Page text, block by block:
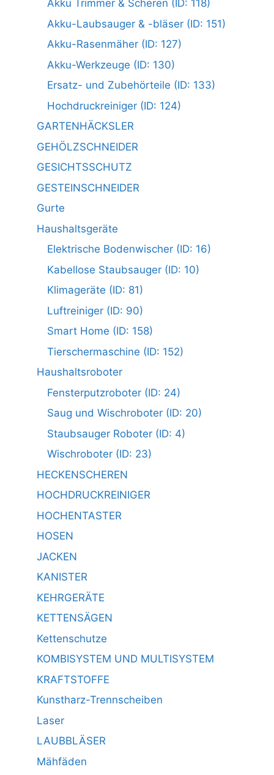
Akku Trimmer & Scheren (ID: 118)
Akku-Laubsauger & -bläser (ID: 151)
Akku-Rasenmäher (ID: 127)
Akku-Werkzeuge (ID: 130)
Ersatz- und Zubehörteile (ID: 133)
Hochdruckreiniger (ID: 124)
GARTENHÄCKSLER
GEHÖLZSCHNEIDER
GESICHTSSCHUTZ
GESTEINSCHNEIDER
Gurte
Haushaltsgeräte
Elektrische Bodenwischer (ID: 16)
Kabellose Staubsauger (ID: 10)
Klimageräte (ID: 81)
Luftreiniger (ID: 90)
Smart Home (ID: 158)
Tierschermaschine (ID: 152)
Haushaltsroboter
Fensterputzroboter (ID: 24)
Saug und Wischroboter (ID: 20)
Staubsauger Roboter (ID: 4)
Wischroboter (ID: 23)
HECKENSCHEREN
HOCHDRUCKREINIGER
HOCHENTASTER
HOSEN
JACKEN
KANISTER
KEHRGERÄTE
KETTENSÄGEN
Kettenschutze
KOMBISYSTEM UND MULTISYSTEM
KRAFTSTOFFE
Kunstharz-Trennscheiben
Laser
LAUBBLÄSER
Mähfäden